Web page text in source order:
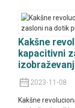
Kakšne
kapacitivni
2023-11-08
Kakšne